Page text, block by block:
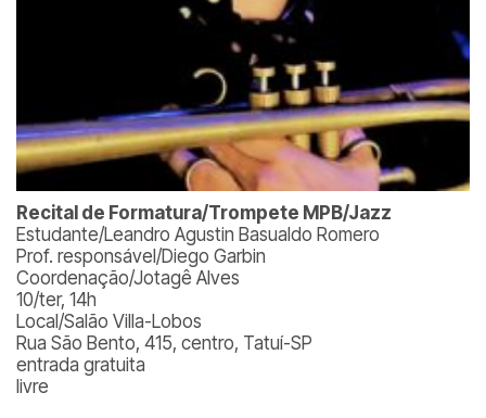
Recital de Formatura/Trompete MPB/Jazz
Estudante/Leandro Agustin Basualdo Romero
Prof. responsável/Diego Garbin
Coordenação/Jotagê Alves
10/ter, 14h
Local/Salão Villa-Lobos
Rua São Bento, 415, centro, Tatuí-SP
entrada gratuita
livre